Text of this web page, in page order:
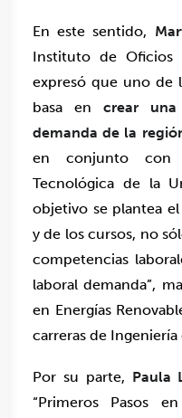
En este sentido,
Instituto de Oficios
expresó que uno de
basa encrear
demanda de la
en conjunto con
Tecnológica de la
objetivo se plantea
y de los cursos, no
competencias
laboral demanda”,
en Energías
carreras de Ingeniería
Por su parte, Paula
“Primeros Pasos